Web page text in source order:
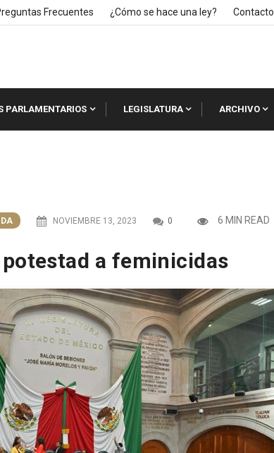
Frecuentes ¿Cómo se hace una ley? Contacto
PARLAMENTARIOS LEGISLATURA ARCHIVO
NOVIEMBRE 13, 2023 0 6 MIN READ
a feminicidas